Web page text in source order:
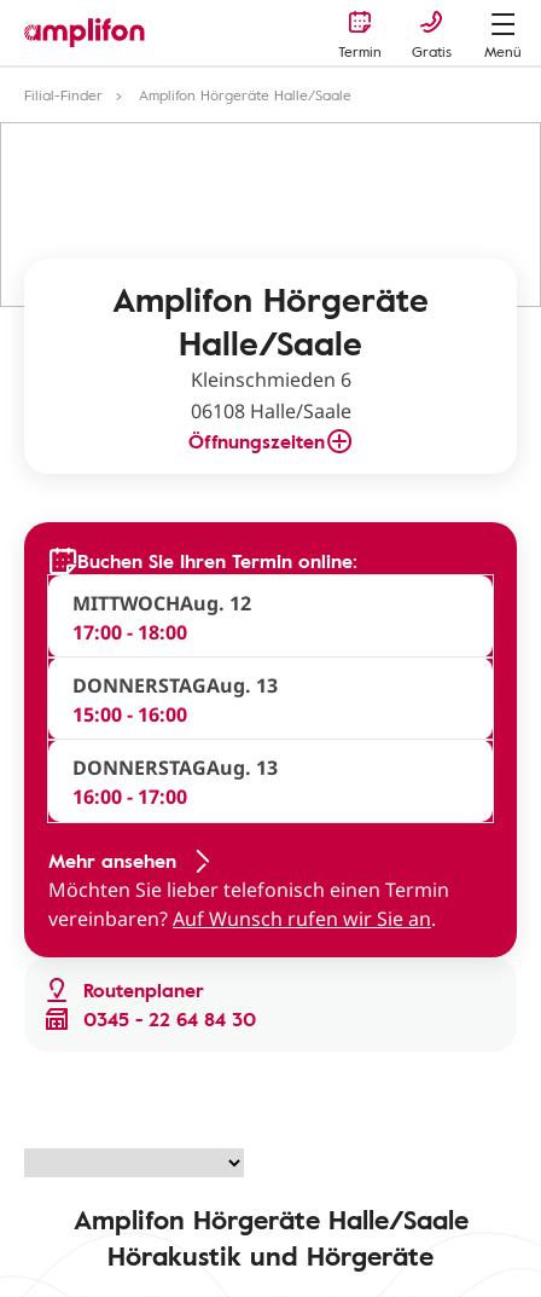
Termin Gratis
Menü
Filial-Finder
Amplifon Hörgeräte Halle/Saale
Amplifon Hörgeräte
Halle/Saale
Kleinschmieden 6
06108 Halle/Saale
Öffnungszeiten
Routenplaner
0345 - 22 64 84 30
Buchen Sie Ihren Termin online:
MITTWOCHAug. 12
17:00 - 18:00
DONNERSTAGAug. 13
15:00 - 16:00
DONNERSTAGAug. 13
16:00 - 17:00
Mehr ansehen
Möchten Sie lieber telefonisch einen Termin
vereinbaren?Auf Wunsch rufen wir Sie an.
Amplifon Hörgeräte Halle/Saale
Hörakustik und Hörgeräte